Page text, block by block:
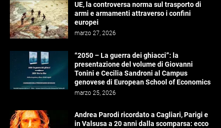
UE, la controversa norma sul trasporto di
armi e armamenti attraverso i confini
europei
marzo 27, 2026
“2050 – La guerra dei ghiacci”: la
presentazione del volume di Giovanni
Tonini e Cecilia Sandroni al Campus
genovese di European School of Economics
marzo 25, 2026
Andrea Parodi ricordato a Cagliari, Parigi e
in Valsusa a 20 anni dalla scomparsa: ecco